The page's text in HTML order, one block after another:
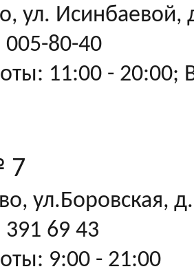
ул. Исинбаевой,
005-80-40
11:00 - 20:00;
7
ул.Боровская,
391 69 43
9:00 - 21:00